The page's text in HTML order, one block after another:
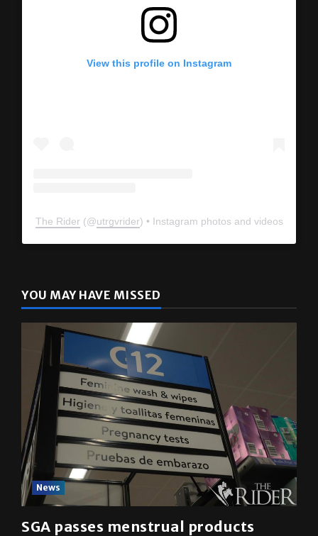
View this profile on Instagram
The Rider (@utrgvrider) • Instagram photos and videos
YOU MAY HAVE MISSED
News
SGA passes menstrual products